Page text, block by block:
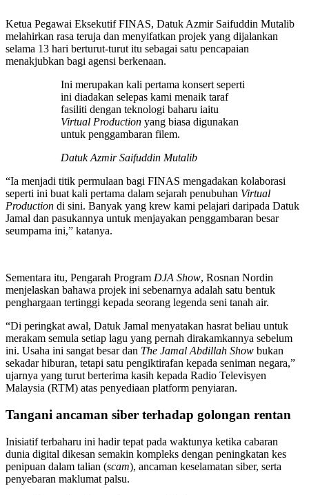
Ketua Pegawai Eksekutif FINAS, Datuk Azmir Saifuddin Mutalib
melahirkan rasa teruja dan menyifatkan projek yang dijalankan
selama 13 hari berturut-turut itu sebagai satu pencapaian
menakjubkan bagi agensi berkenaan.
Ini merupakan kali pertama konsert seperti
ini diadakan selepas kami menaik taraf
fasiliti dengan teknologi baharu iaitu
Virtual Production yang biasa digunakan
untuk penggambaran filem.
Datuk Azmir Saifuddin Mutalib
“Ia menjadi titik permulaan bagi FINAS mengadakan kolaborasi
seperti ini buat kali pertama dalam sejarah penubuhan Virtual
Production di sini. Banyak yang krew kami pelajari daripada Datuk
Jamal dan pasukannya untuk menjayakan penggambaran besar
seumpama ini,” katanya.
Sementara itu, Pengarah Program DJA Show, Rosnan Nordin
menjelaskan bahawa projek ini sebenarnya adalah satu bentuk
penghargaan tertinggi kepada seorang legenda seni tanah air.
“Di peringkat awal, Datuk Jamal menyatakan hasrat beliau untuk
merakam semula setiap lagu yang pernah dirakamkannya sebelum
ini. Usaha ini sangat besar dan The Jamal Abdillah Show bukan
sekadar hiburan, tetapi satu pengiktirafan kepada seniman negara,”
ujarnya yang turut berterima kasih kepada Radio Televisyen
Malaysia (RTM) atas penyediaan platform penyiaran.
Tangani ancaman siber terhadap golongan rentan
Inisiatif terbaharu ini hadir tepat pada waktunya ketika cabaran
dunia digital dikesan semakin kompleks dengan peningkatan kes
penipuan dalam talian (scam), ancaman keselamatan siber, serta
penyebaran maklumat palsu.